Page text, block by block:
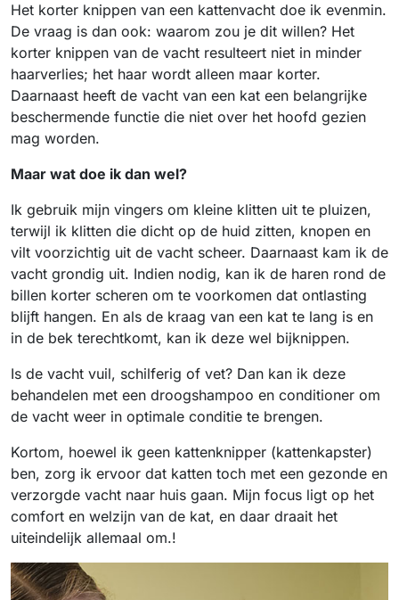
Het korter knippen van een kattenvacht doe ik evenmin.
De vraag is dan ook: waarom zou je dit willen? Het
korter knippen van de vacht resulteert niet in minder
haarverlies; het haar wordt alleen maar korter.
Daarnaast heeft de vacht van een kat een belangrijke
beschermende functie die niet over het hoofd gezien
mag worden.
Maar wat doe ik dan wel?
Ik gebruik mijn vingers om kleine klitten uit te pluizen,
terwijl ik klitten die dicht op de huid zitten, knopen en
vilt voorzichtig uit de vacht scheer. Daarnaast kam ik de
vacht grondig uit. Indien nodig, kan ik de haren rond de
billen korter scheren om te voorkomen dat ontlasting
blijft hangen. En als de kraag van een kat te lang is en
in de bek terechtkomt, kan ik deze wel bijknippen.
Is de vacht vuil, schilferig of vet? Dan kan ik deze
behandelen met een droogshampoo en conditioner om
de vacht weer in optimale conditie te brengen.
Kortom, hoewel ik geen kattenknipper (kattenkapster)
ben, zorg ik ervoor dat katten toch met een gezonde en
verzorgde vacht naar huis gaan. Mijn focus ligt op het
comfort en welzijn van de kat, en daar draait het
uiteindelijk allemaal om.!